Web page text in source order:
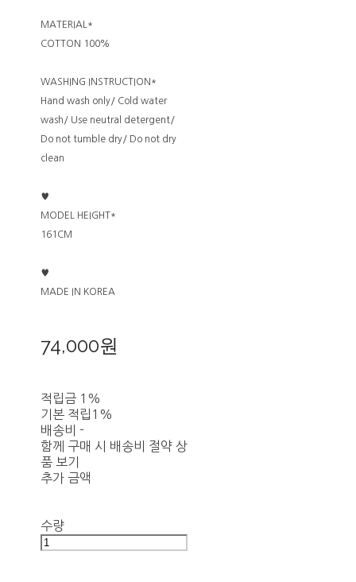
MATERIAL*
COTTON 100%
WASHING INSTRUCTION*
Hand wash only/ Cold water
wash/ Use neutral detergent/
Do not tumble dry/ Do not dry
clean
♥
MODEL HEIGHT*
161CM
♥
MADE IN KOREA
74,000원
적립금 1%
기본 적립 1%
배송비 -
함께 구매 시 배송비 절약 상
품 보기
추가 금액
수량